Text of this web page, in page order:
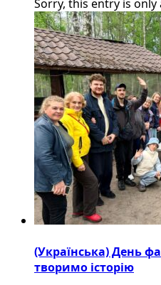
Sorry, this entry is only
(Українська) День
творимо історію